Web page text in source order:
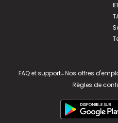
FAQ et support-Nos offres
Règles de